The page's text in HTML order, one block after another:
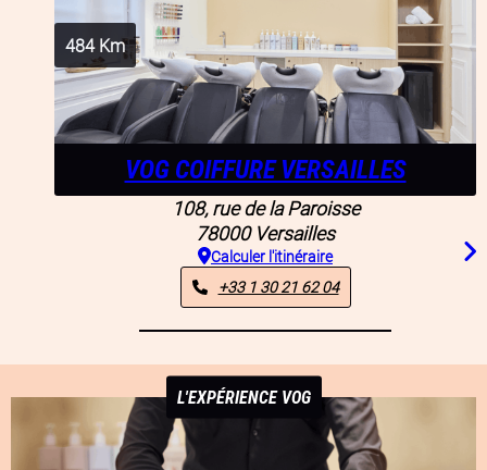
484Km
VOG COIFFURE VERSAILLES
108, rue de la Paroisse
78000 Versailles
Calculer l'itinéraire
+33 1 30 21 62 04
L'EXPÉRIENCE VOG